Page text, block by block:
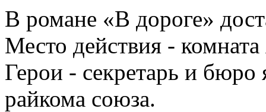
В романе «В дороге»
Место действия -
Герои - секретарь и бюро
райкома союза.